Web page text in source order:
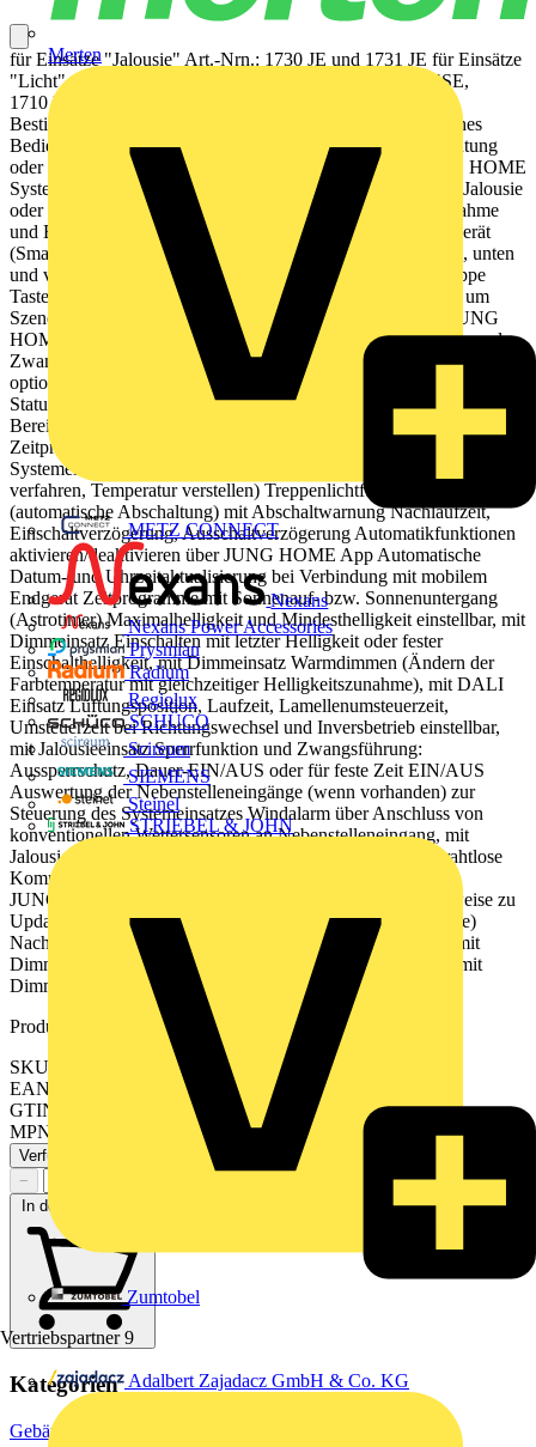
Merten
METZ CONNECT
Nexans
Nexans Power Accessories
Prysmian
Radium
Regiolux
SCHÜCO
Scireum
SIEMENS
Steinel
STRIEBEL & JOHN
Zumtobel
Vertriebspartner 9
Adalbert Zajadacz GmbH & Co. KG
für Einsätze "Jalousie" Art.-Nrn.: 1730 JE und 1731 JE für Einsätze
"Licht" Art.-Nrn.: 1701 SE, 1701 PSE, 1702 SE, 1704 ESE,
1710 DE, 1711 DE, 1712 DE, 1713 DSTE, 1723 NE
Bestimmungsgemäßer Gebrauch Manuelles und automatisches
Bedienen von z. B. Jalousien, Rollladen, Markisen, Beleuchtung
oder Lüftern Drahtlose Verknüpfung mit Geräten des JUNG HOME
Systems Betrieb mit Systemeinsatz zum Schalten, Dimmen, Jalousie
oder Nebenstelle 3-Draht Produkteigenschaften Inbetriebnahme
und Bedienung über JUNG HOME App mit mobilem Endgerät
(Smartphone oder Tablet) über Bluetooth® Bedienung oben, unten
und vollflächig mit bis zu 2 verknüpften Funktionen pro Wippe
Tasten nutzen zur Steuerung von Bereichen (Gruppen) oder um
Szenen aufzurufen Tasten nutzen, um drahtlos verknüpfte JUNG
HOME Geräte zu bedienen Tasten nutzen, um Sperrfunktion und
Zwangsführung auszulösen Mehrfarbige Statusanzeige mit
optionalem Nachtmodus Rückmeldung des Lastzustands über
Status-LED Sperren der lokalen Bedienung Einbindung der Last in
Bereiche (Gruppen), Zentralfunktionen und Szenen Bis zu 16
Zeitprogramme steuern die Funktionen des jeweiligen
Systemeinsatzes (Einschalten, Ausschalten, Dimmen, Jalousie
verfahren, Temperatur verstellen) Treppenlichtfunktion
(automatische Abschaltung) mit Abschaltwarnung Nachlaufzeit,
Einschaltverzögerung, Ausschaltverzögerung Automatikfunktionen
aktivieren/deaktivieren über JUNG HOME App Automatische
Datum- und Uhrzeitaktualisierung bei Verbindung mit mobilem
Endgerät Zeitprogramme mit Sonnenauf- bzw. Sonnenuntergang
(Astrotimer) Maximalhelligkeit und Mindesthelligkeit einstellbar, mit
Dimmeinsatz Einschalten mit letzter Helligkeit oder fester
Einschalthelligkeit, mit Dimmeinsatz Warmdimmen (Ändern der
Farbtemperatur mit gleichzeitiger Helligkeitszunahme), mit DALI
Einsatz Lüftungsposition, Laufzeit, Lamellenumsteuerzeit,
Umsteuerzeit bei Richtungswechsel und Inversbetrieb einstellbar,
mit Jalousieeinsatz Sperrfunktion und Zwangsführung:
Aussperrschutz, Dauer-EIN/AUS oder für feste Zeit EIN/AUS
Auswertung der Nebenstelleneingänge (wenn vorhanden) zur
Steuerung des Systemeinsatzes Windalarm über Anschluss von
konventionellen Wettersensoren an Nebenstelleneingang, mit
Jalousieeinsatz Bluetooth® Mesh für voll verschlüsselte drahtlose
Kommunikation und Repeaterfunktion Updatefähig über
JUNG HOME App Zukünftig per Update verfügbar: (Hinweise zu
Updates und Terminen finden sie unter jung.group/junghome)
Nachtlichtfunktion mit Zeitraum für Helligkeitsabsenkung, mit
Dimmeinsatz Hotelfunktion (Orientierungslicht statt AUS), mit
Dimmeinsatz
Produktkennzeichen
SKU: BTLS17102PWW
EAN: 4011377201279
GTIN: 4011377201279
MPN: BT LS 17102 P WW
Verfügbar: 1 Händler
−
In den Warenkorb
Kategorien
Gebäudeleittechnik & Automation